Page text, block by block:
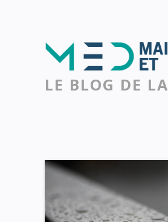
LE BLOG DE